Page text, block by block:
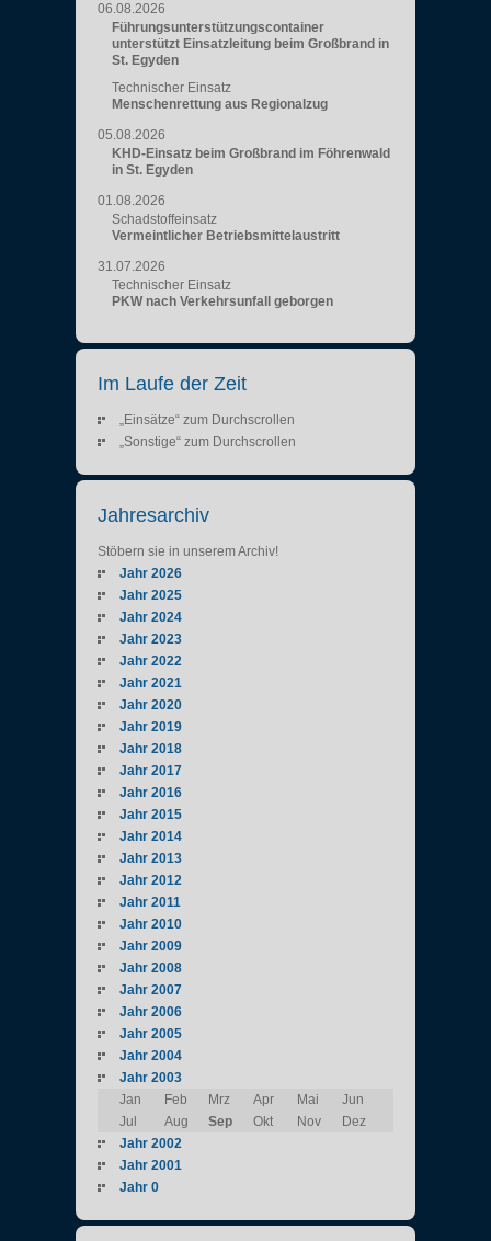
06.08.2026
Führungsunterstützungscontainer
unterstützt Einsatzleitung beim Großbrand in
St. Egyden
Technischer Einsatz
Menschenrettung aus Regionalzug
05.08.2026
KHD-Einsatz beim Großbrand im Föhrenwald
in St. Egyden
01.08.2026
Schadstoffeinsatz
Vermeintlicher Betriebsmittelaustritt
31.07.2026
Technischer Einsatz
PKW nach Verkehrsunfall geborgen
Im Laufe der Zeit
„Einsätze“ zum Durchscrollen
„Sonstige“ zum Durchscrollen
Jahresarchiv
Stöbern sie in unserem Archiv!
Jahr 2026
Jahr 2025
Jahr 2024
Jahr 2023
Jahr 2022
Jahr 2021
Jahr 2020
Jahr 2019
Jahr 2018
Jahr 2017
Jahr 2016
Jahr 2015
Jahr 2014
Jahr 2013
Jahr 2012
Jahr 2011
Jahr 2010
Jahr 2009
Jahr 2008
Jahr 2007
Jahr 2006
Jahr 2005
Jahr 2004
Jahr 2003
Jan
Feb Mrz Apr Mai
Jun
Jul
Aug Sep Okt Nov
Dez
Jahr 2002
Jahr 2001
Jahr 0